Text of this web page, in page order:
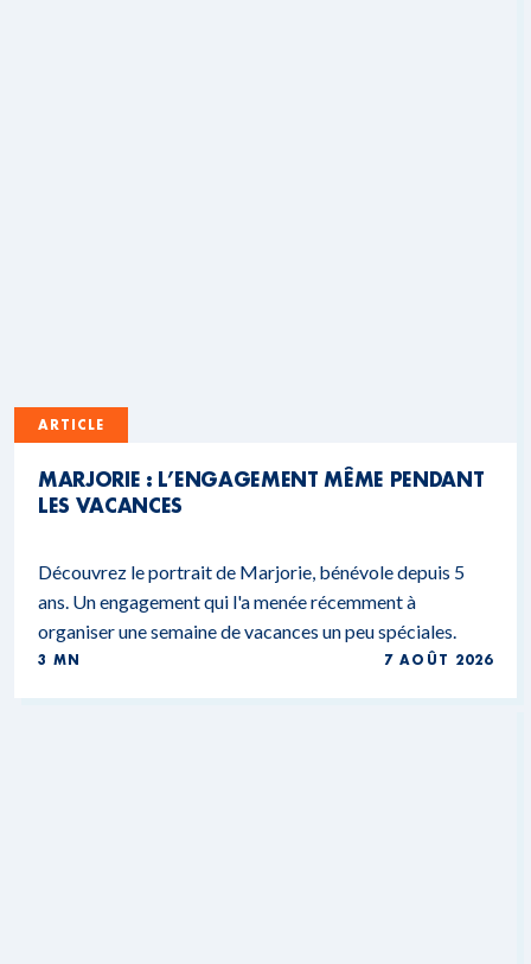
ARTICLE
MARJORIE : L’ENGAGEMENT MÊME PENDANT
LES VACANCES
Découvrez le portrait de Marjorie, bénévole depuis 5
ans. Un engagement qui l'a menée récemment à
organiser une semaine de vacances un peu spéciales.
3 MN 7 AOÛT 2026